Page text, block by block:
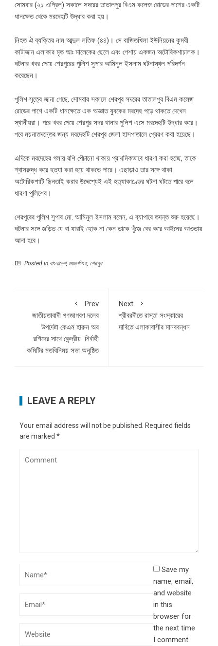
সোমবার (২১ এপ্রিল) সকালে সদরের তাতালপুর বিএম কলেজ রোডের পাশের একটি
ধানক্ষেত থেকে মরদেহটি উদ্ধার করা হয়।
নিহত ঐ ব্যক্তির নাম আব্দুল লতিফ (৪৪)। সে বাজিতখিলা ইউনিয়নের কুমরী
কাটাজান এলাকার মৃত আঃ মালেকের ছেলে এবং পেশায় একজন অটোরিকশাচালক।
ঘটনার খবর পেয়ে শেরপুরের পুলিশ সুপার আমিনুল ইসলাম ঘটনাস্থল পরিদর্শন
করেছেন।
পুলিশ সূত্রে জানা গেছে, সোমবার সকালে শেরপুর সদরের তাতালপুর বিএম কলেজ
রোডের পাশে একটি ধানক্ষেতে এক অজ্ঞাত যুবকের মরদেহ পড়ে থাকতে দেখেন
স্থানীয়রা। পরে খবর পেয়ে শেরপুর সদর থানার পুলিশ এসে মরদেহটি উদ্ধার করে।
পরে ময়নাতদন্তের জন্য মরদেহটি শেরপুর জেলা হাসপাতালে প্রেরণ করা হয়েছে।
এদিকে মরদেহের গলায় রশি পেঁচানো থাকায় প্রাথমিকভাবে ধারণা করা হচ্ছে, তাকে
শ্বাসরুদ্ধ করে হত্যা করা হয়ে থাকতে পারে। এছাড়াও তার সঙ্গে থাকা
অটোরিকশাটি ছিনতাই করার উদ্দেশ্যেই এই হত্যাকাণ্ডের ঘটনা ঘটতে পারে বলে
ধারণা পুলিশের।
শেরপুরের পুলিশ সুপার মো. আমিনুল ইসলাম বলেন, এ ব্যাপারে তদন্ত শুরু হয়েছে।
ঘটনার সঙ্গে জড়িত যে বা যারাই হোক না কেন তাকে খুঁজে বের করে আইনের আওতায়
আনা হবে।
Posted in বাংলাদেশ, ময়মনসিংহ, শেরপুর
Prev
জাতীয়তাবাদী গণজাগরণ দলের
উপদেষ্টা কেএম হারুন অর
রশিদের সাথে কেন্দ্রীয় নির্বাহী
কমিটির মতবিনিময় সভা অনুষ্ঠিত
Next
শ্রীবরদীতে রাস্তা সংস্কারের
দাবিতে এলাকাবাসীর মানববন্ধন
LEAVE A REPLY
Your email address will not be published. Required fields
are marked *
Save my
name, email,
and website
in this
browser for
the next time
I comment.